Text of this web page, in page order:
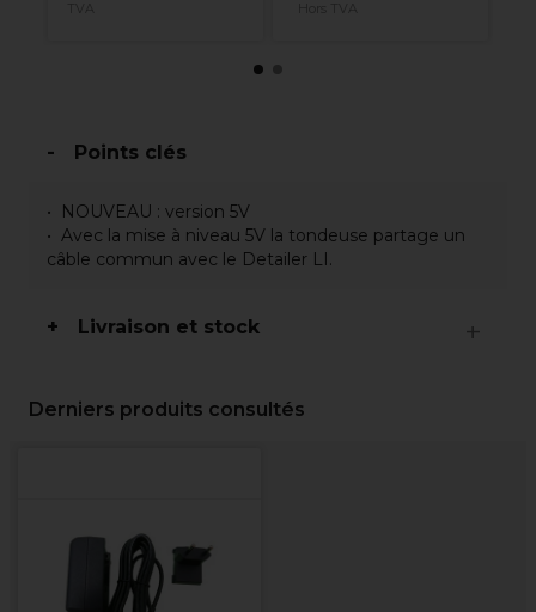
Points clés
NOUVEAU : version 5V
Avec la mise à niveau 5V la tondeuse partage un
câble commun avec le Detailer LI.
Livraison et stock
Derniers produits consultés